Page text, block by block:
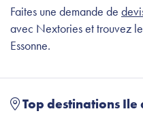
Faites une demande de
avec Nextories et trouvez
Essonne.
Top destinations Ile